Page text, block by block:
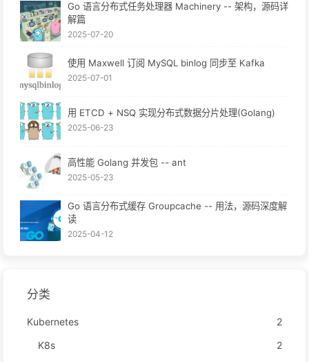
Go 语言分布式任务处理器 Machinery -- 架构，源码详
解篇
2025-07-20
使用 Maxwell 订阅 MySQL binlog 同步至 Kafka
2025-07-01
用 ETCD + NSQ 实现分布式数据分片处理(Golang)
2025-06-23
高性能 Golang 并发包 -- ant
2025-05-23
Go 语言分布式缓存 Groupcache -- 用法，源码深度解
读
2025-04-12
分类
Kubernetes
2
K8s
2